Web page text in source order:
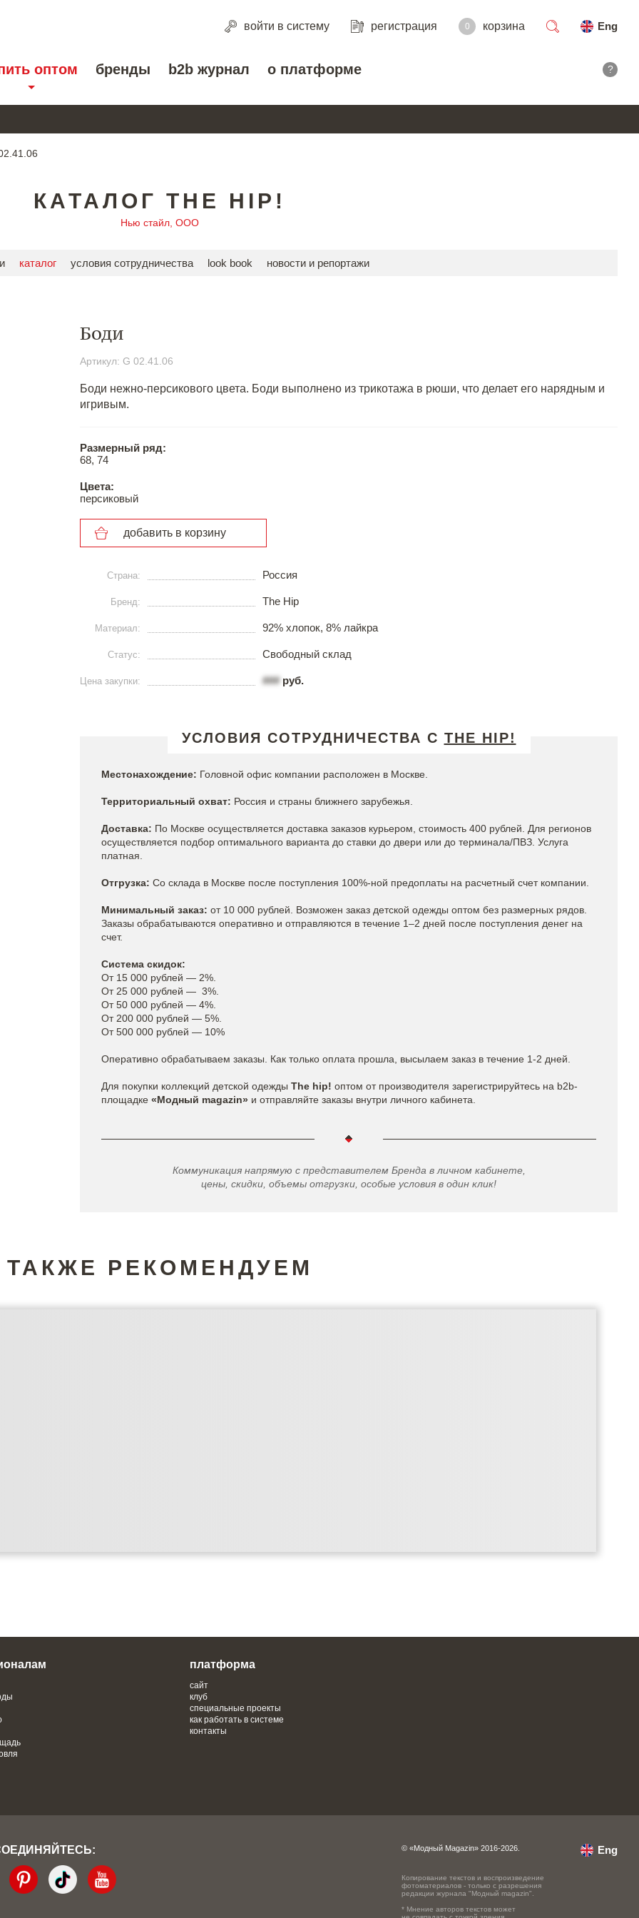
войти в систему регистрация 0 корзина
Eng
оптом бренды b2b журнал о платформе ?
КАТАЛОГ THE HIP!
Нью стайл, ООО
каталог условия сотрудничества look book новости и репортажи
Боди
Артикул: G 02.41.06
Боди нежно-персикового цвета. Боди выполнено из трикотажа в рюши, что делает его нарядным и
игривым.
Размерный ряд:
68, 74
Цвета:
персиковый
добавить в корзину
Страна: Россия
Бренд: The Hip
Материал: 92% хлопок, 8% лайкра
Статус: Свободный склад
Цена закупки: ###руб.
УСЛОВИЯ СОТРУДНИЧЕСТВА С THE HIP!
Местонахождение: Головной офис компании расположен в Москве.
Территориальный охват: Россия и страны ближнего зарубежья.
Доставка: По Москве осуществляется доставка заказов курьером, стоимость 400 рублей. Для регионов
осуществляется подбор оптимального варианта до ставки до двери или до терминала/ПВЗ. Услуга
платная.
Отгрузка: Со склада в Москве после поступления 100%-ной предоплаты на расчетный счет компании.
Минимальный заказ: от 10 000 рублей. Возможен заказ детской одежды оптом без размерных рядов.
Заказы обрабатываются оперативно и отправляются в течение 1–2 дней после поступления денег на
счет.
Система скидок:
От 15 000 рублей — 2%.
От 25 000 рублей — 3%.
От 50 000 рублей — 4%.
От 200 000 рублей — 5%.
От 500 000 рублей — 10%
Оперативно обрабатываем заказы. Как только оплата прошла, высылаем заказ в течение 1-2 дней.
Для покупки коллекций детской одежды The hip! оптом от производителя зарегистрируйтесь на b2b-
площадке «Модный magazin» и отправляйте заказы внутри личного кабинета.
Коммуникация напрямую с представителем Бренда в личном кабинете,
цены, скидки, объемы отгрузки, особые условия в один клик!
ТАКЖЕ РЕКОМЕНДУЕМ
платформа
сайт
клуб
специальные проекты
как работать в системе
контакты
© «Модный Magazin» 2016-2026.
Копирование текстов и воспроизведение
фотоматериалов - только с разрешения
редакции журнала "Модный magazin".
* Мнение авторов текстов может
Eng